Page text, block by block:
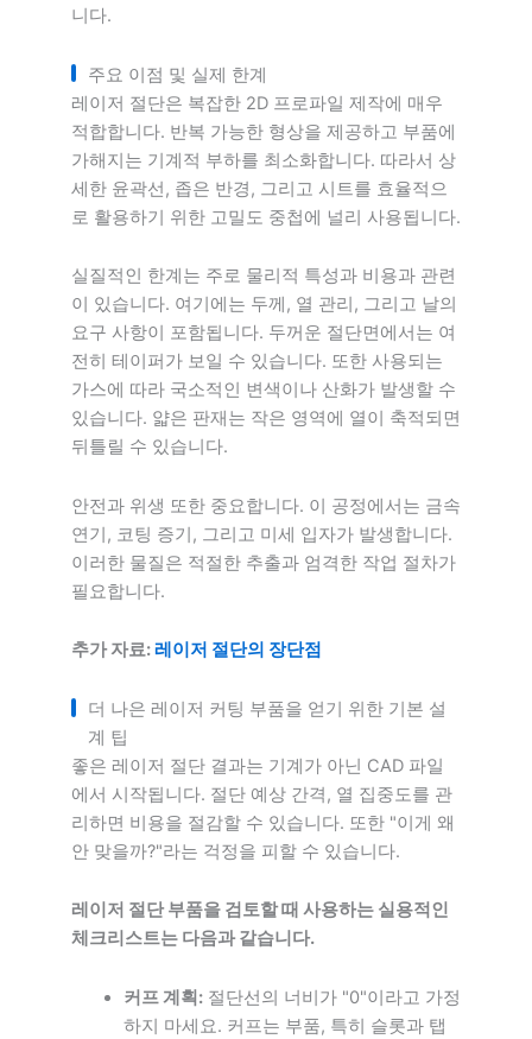
니다.
주요 이점 및 실제 한계
레이저 절단은 복잡한 2D 프로파일 제작에 매우
적합합니다. 반복 가능한 형상을 제공하고 부품에
가해지는 기계적 부하를 최소화합니다. 따라서 상
세한 윤곽선, 좁은 반경, 그리고 시트를 효율적으
로 활용하기 위한 고밀도 중첩에 널리 사용됩니다.
실질적인 한계는 주로 물리적 특성과 비용과 관련
이 있습니다. 여기에는 두께, 열 관리, 그리고 날의
요구 사항이 포함됩니다. 두꺼운 절단면에서는 여
전히 테이퍼가 보일 수 있습니다. 또한 사용되는
가스에 따라 국소적인 변색이나 산화가 발생할 수
있습니다. 얇은 판재는 작은 영역에 열이 축적되면
뒤틀릴 수 있습니다.
안전과 위생 또한 중요합니다. 이 공정에서는 금속
연기, 코팅 증기, 그리고 미세 입자가 발생합니다.
이러한 물질은 적절한 추출과 엄격한 작업 절차가
필요합니다.
추가 자료:레이저 절단의 장단점
더 나은 레이저 커팅 부품을 얻기 위한 기본 설
계 팁
좋은 레이저 절단 결과는 기계가 아닌 CAD 파일
에서 시작됩니다. 절단 예상 간격, 열 집중도를 관
리하면 비용을 절감할 수 있습니다. 또한 "이게 왜
안 맞을까?"라는 걱정을 피할 수 있습니다.
레이저 절단 부품을 검토할 때 사용하는 실용적인
체크리스트는 다음과 같습니다.
커프 계획:절단선의 너비가 "0"이라고 가정
하지 마세요. 커프는 부품, 특히 슬롯과 탭